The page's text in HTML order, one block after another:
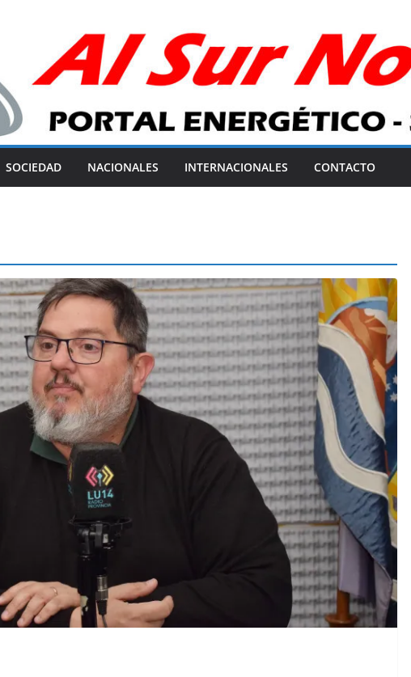
SOCIEDAD NACIONALES INTERNACIONALES CONTACTO